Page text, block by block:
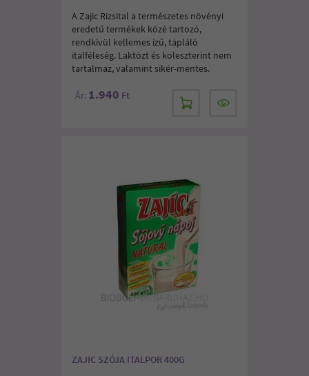
A Zajic Rizsital a természetes növényi
eredetű termékek közé tartozó,
rendkívül kellemes ízű, tápláló
italféleség. Laktózt és koleszterint nem
tartalmaz, valamint sikér-mentes.
Ár: 1.940 Ft
ZAJIC SZÓJA ITALPOR 400G